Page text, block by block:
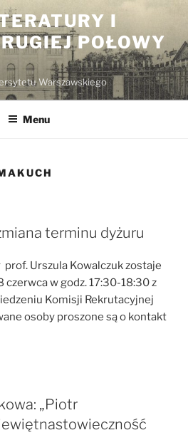
I
POŁOWY
Warszawskiego
Menu
terminu dyżuru
Urszula Kowalczuk zostaje
czerwca w godz. 17:30-18:30 z
Komisji Rekrutacyjnej
osoby proszone są o kontakt
„Piotr